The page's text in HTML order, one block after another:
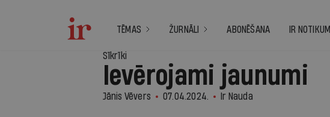
TĒMAS ŽURNĀLI ABONĒŠANA IR NOTIKUMI
Sīkrīki
Ievērojami jaunumi
Jānis Vēvers 07.04.2024. Ir Nauda